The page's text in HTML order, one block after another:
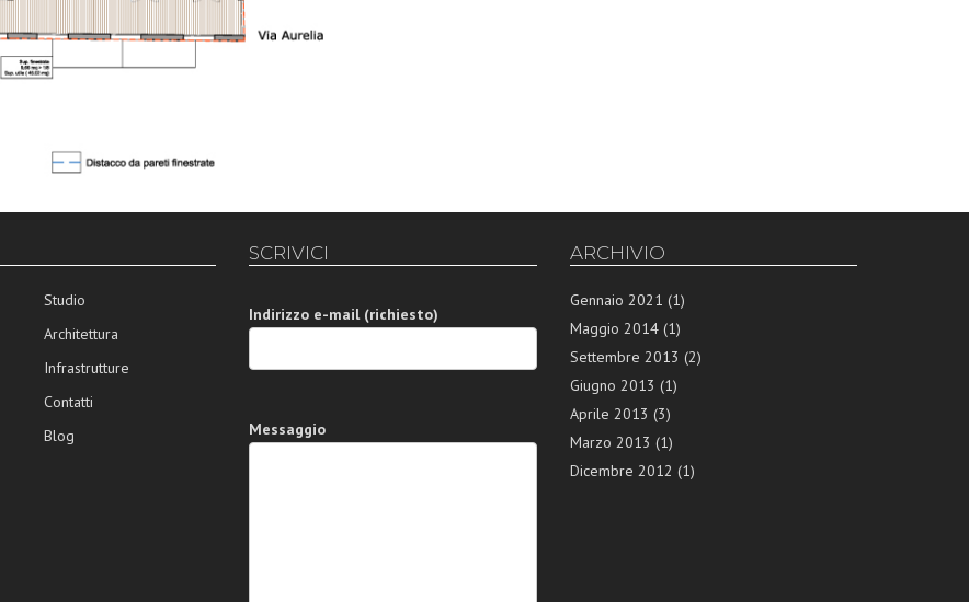
Studio
Architettura
Infrastrutture
Contatti
Blog
SCRIVICI
Indirizzo e-mail (richiesto)
Messaggio
ARCHIVIO
Gennaio 2021 (1)
Maggio 2014(1)
Settembre 2013 (2)
Giugno 2013 (1)
Aprile 2013 (3)
Marzo 2013 (1)
Dicembre 2012 (1)